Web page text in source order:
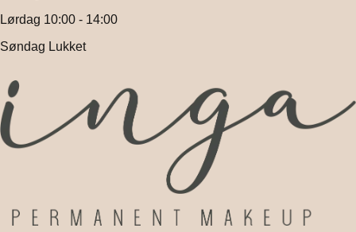
Lørdag 10:00 - 14:00
Søndag Lukket